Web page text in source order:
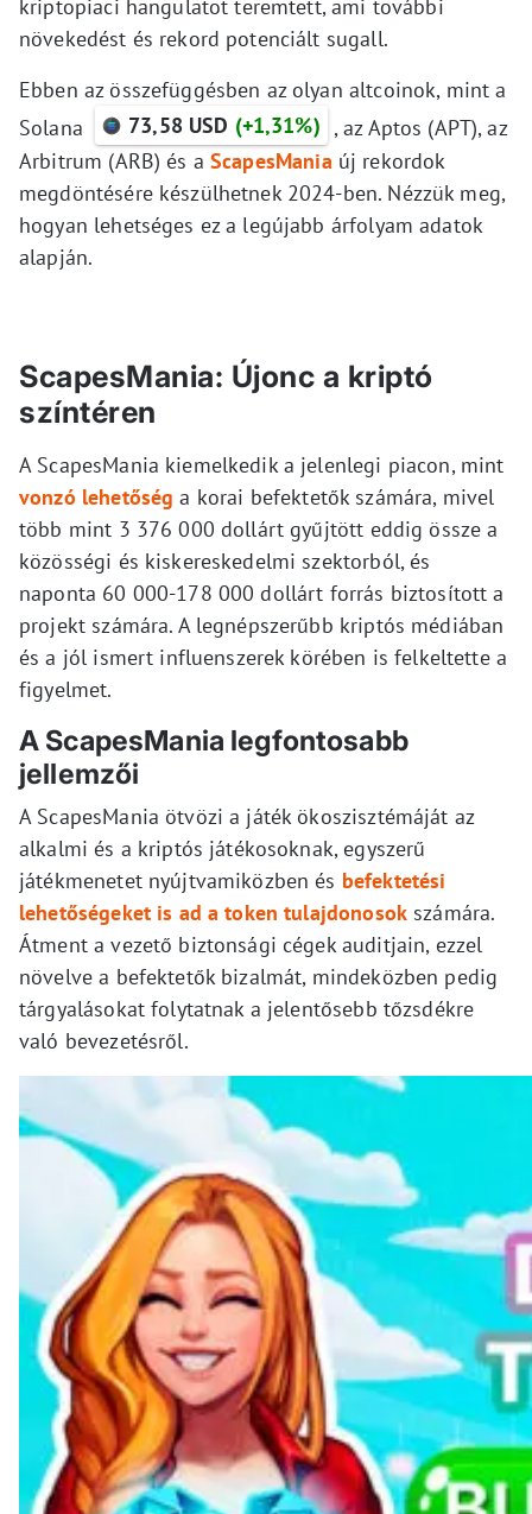
kriptopiaci hangulatot teremtett, ami további
növekedést és rekord potenciált sugall.
Ebben az összefüggésben az olyan altcoinok, mint a
Solana
73,58 USD (+1,31%) , az Aptos (APT), az
Arbitrum (ARB) és a ScapesMania új rekordok
megdöntésére készülhetnek 2024-ben. Nézzük meg,
hogyan lehetséges ez a legújabb árfolyam adatok
alapján.
ScapesMania: Újonc a kriptó
színtéren
A ScapesMania kiemelkedik a jelenlegi piacon, mint
vonzó lehetőség a korai befektetők számára, mivel
több mint 3 376 000 dollárt gyűjtött eddig össze a
közösségi és kiskereskedelmi szektorból, és
naponta 60 000-178 000 dollárt forrás biztosított a
projekt számára. A legnépszerűbb kriptós médiában
és a jól ismert influenszerek körében is felkeltette a
figyelmet.
A ScapesMania legfontosabb
jellemzői
A ScapesMania ötvözi a játék ökoszisztémáját az
alkalmi és a kriptós játékosoknak, egyszerű
játékmenetet nyújtvamiközben és befektetési
lehetőségeket is ad a token tulajdonosok számára.
Átment a vezető biztonsági cégek auditjain, ezzel
növelve a befektetők bizalmát, mindeközben pedig
tárgyalásokat folytatnak a jelentősebb tőzsdékre
való bevezetésről.